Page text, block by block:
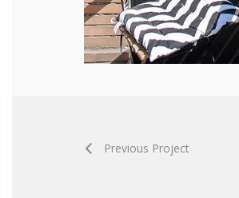
Previous Project